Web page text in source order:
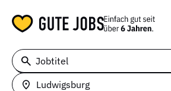
Jobtitel